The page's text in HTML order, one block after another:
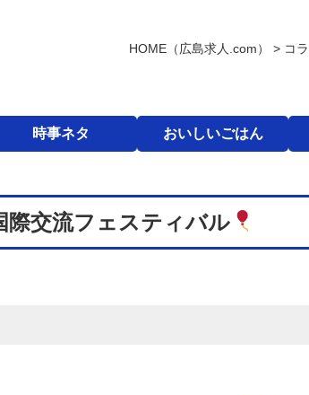
HOME （広島求人.com） > コ
時事ネタ おいしいごはん
際交流フェスティバル